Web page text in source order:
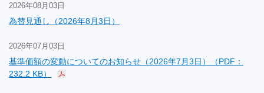
2026年08月03日
為替見通し（2026年8月3日）
2026年07月03日
基準価額の変動についてのお知らせ（2026年7月3日）（PDF：
232.2 KB）